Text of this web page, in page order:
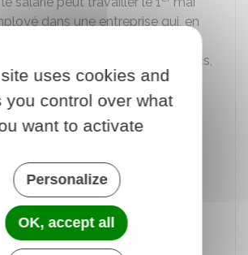
dans une entreprise qui, en
de l'activité, ne peut pas
(hôpitaux, transports publics,
fériés sont chômés si des
ce sens sont prévues :
de brancheou un accord
ou d'établissement
l'absence de convention ou
par l'employeur.
uses cookies and
you control over what
want to activate
Personalize
OK, accept all